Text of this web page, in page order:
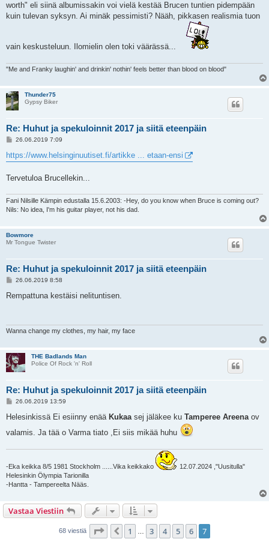
worth" eli siinä albumissakin voi vielä kestää Brucen tuntien pidempään
kuin tulevan syksyn. Ai minäk pessimisti? Nääh, pikkasen realismia tuon
vain keskusteluun. Ilomielin olen toki väärässä...
"Me and Franky laughin' and drinkin' nothin' feels better than blood on blood"
Thunder75
Gypsy Biker
Re: Huhut ja spekuloinnit 2017 ja siitä eteenpäin
V
e
s
i
26.06.2019 7:09
https://www.helsinginuutiset.fi/artikke ... etaan-ensi
Tervetuloa Brucellekin...
Fani Nilsille Kämpin edustalla 15.6.2003: -Hey, do you know when Bruce is coming out?
Nils: No idea, I'm his guitar player, not his dad.
Bowmore
Mr Tongue Twister
Re: Huhut ja spekuloinnit 2017 ja siitä eteenpäin
V
e
26.06.2019 8:58
Rempattuna kestäisi nelituntisen.
Wanna change my clothes, my hair, my face
THE Badlands Man
Police Of Rock 'n' Roll
Re: Huhut ja spekuloinnit 2017 ja siitä eteenpäin
V
e
t
i
26.06.2019 13:59
Helesinkissä Ei esiinny enää Kukaasej jäläkee ku Tamperee Areenaov
valamis. Ja tää o Varma tiato ,Ei siis mikää huhu
-Eka keikka 8/5 1981 Stockholm ......Vika keikkako
12.07.2024 ,"Uusitulla"
Helesinkin Ölympia Tarionilla
-Hantta - Tampereelta Nääs.
Vastaa Viestiin
68 viestiä Sivu /7
Edellinen
1 3 4 5 6 7